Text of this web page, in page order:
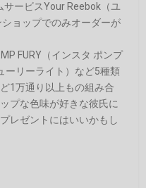
ービスYour Reebok（ユ
ョップでのみオーダーが
FURY（インスタ ポンプ
ーリーライト）など5種類
1万通り以上もの組み合
プな色味が好きな彼氏に
レゼントにはいいかもし